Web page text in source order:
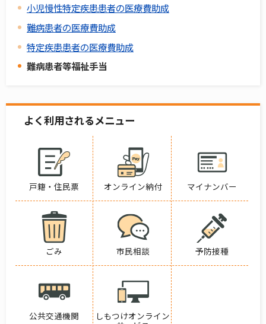
小児慢性特定疾患患者の医療費助成
難病患者の医療費助成
特定疾患患者の医療費助成
難病患者等福祉手当
よく利用されるメニュー
戸籍・住民票 オンライン納付 マイナンバー
ごみ 市民相談 予防接種
公共交通機関
しもつけオンライン